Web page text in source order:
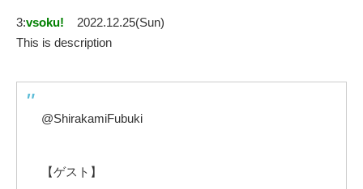
3:vsoku!
2022.12.25(Sun)
This is description
​@ShirakamiFubuki
【ゲスト】